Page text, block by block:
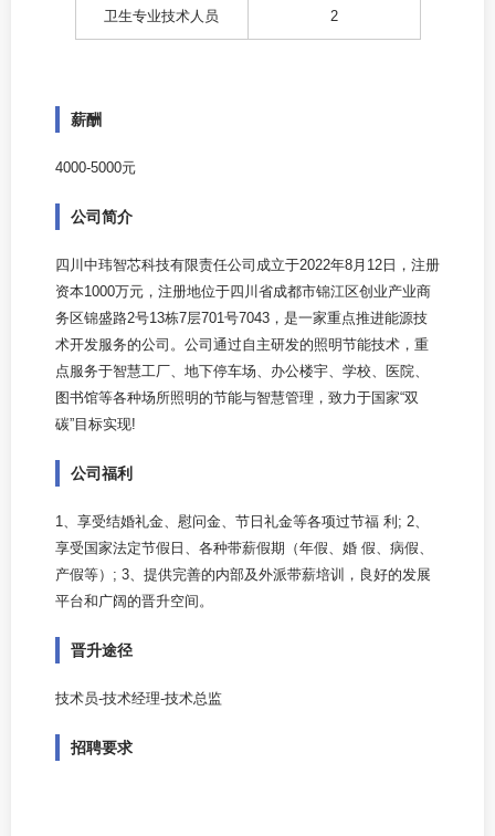
卫生专业技术人员 2
薪酬
4000-5000元
公司简介
四川中玮智芯科技有限责任公司成立于2022年8月12日，注册
资本1000万元，注册地位于四川省成都市锦江区创业产业商
务区锦盛路2号13栋7层701号7043，是一家重点推进能源技
术开发服务的公司。公司通过自主研发的照明节能技术，重
点服务于智慧工厂、地下停车场、办公楼宇、学校、医院、
图书馆等各种场所照明的节能与智慧管理，致力于国家“双
碳”目标实现!
公司福利
1、享受结婚礼金、慰问金、节日礼金等各项过节福 利; 2、
享受国家法定节假日、各种带薪假期（年假、婚 假、病假、
产假等）; 3、提供完善的内部及外派带薪培训，良好的发展
平台和广阔的晋升空间。
晋升途径
技术员-技术经理-技术总监
招聘要求